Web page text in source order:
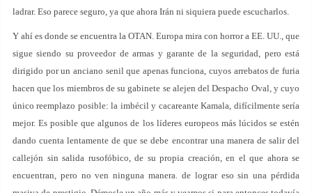
ladrar. Eso parece seguro, ya que ahora Irán ni siquiera puede escucharlos.
Y ahí es donde se encuentra la OTAN. Europa mira con horror a EE. UU., que
sigue siendo su proveedor de armas y garante de la seguridad, pero está
dirigido por un anciano senil que apenas funciona, cuyos arrebatos de furia
hacen que los miembros de su gabinete se alejen del Despacho Oval, y cuyo
único reemplazo posible: la imbécil y cacareante Kamala, difícilmente sería
mejor. Es posible que algunos de los líderes europeos más lúcidos se estén
dando cuenta lentamente de que se debe encontrar una manera de salir del
callejón sin salida rusofóbico, de su propia creación, en el que ahora se
encuentran, pero no ven ninguna manera. de lograr eso sin una pérdida